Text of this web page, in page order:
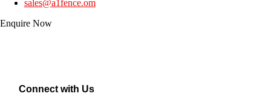
sales@a1fence.om
Enquire Now
Connect with Us